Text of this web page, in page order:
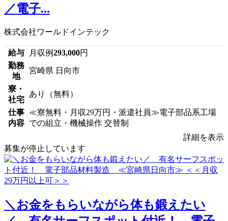
／電子...
株式会社ワールドインテック
給与 月収例293,000円
勤務
地
宮崎県 日向市
寮・
社宅
あり（無料）
仕事
内容
≪寮無料・月収29万円・派遣社員≫電子部品系工場
での組立・機械操作 交替制
詳細を表示
募集が停止しています
＼お金をもらいながら体も鍛えたい